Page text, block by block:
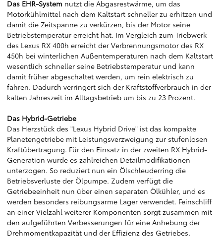
Das EHR-System nutzt die Abgasrestwärme, um das
Motorkühlmittel nach dem Kaltstart schneller zu erhitzen und
damit die Zeitspanne zu verkürzen, bis der Motor seine
Betriebstemperatur erreicht hat. Im Vergleich zum Triebwerk
des Lexus RX 400h erreicht der Verbrennungsmotor des RX
450h bei winterlichen Außentemperaturen nach dem Kaltstart
wesentlich schneller seine Betriebstemperatur und kann
damit früher abgeschaltet werden, um rein elektrisch zu
fahren. Dadurch verringert sich der Kraftstoffverbrauch in der
kalten Jahreszeit im Alltagsbetrieb um bis zu 23 Prozent.
Das Hybrid-Getriebe
Das Herzstück des "Lexus Hybrid Drive" ist das kompakte
Planetengetriebe mit Leistungsverzweigung zur stufenlosen
Kraftübertragung. Für den Einsatz in der zweiten RX Hybrid-
Generation wurde es zahlreichen Detailmodifikationen
unterzogen. So reduziert nun ein Ölschleuderring die
Betriebsverluste der Ölpumpe. Zudem verfügt die
Getriebeeinheit nun über einen separaten Ölkühler, und es
werden besonders reibungsarme Lager verwendet. Feinschliff
an einer Vielzahl weiterer Komponenten sorgt zusammen mit
den aufgeführten Verbesserungen für eine Anhebung der
Drehmomentkapazität und der Effizienz des Getriebes.